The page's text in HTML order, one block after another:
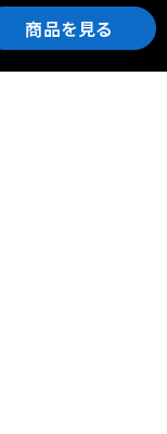
商品を見る